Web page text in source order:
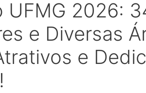
UFMG 2026:
e Diversas
e